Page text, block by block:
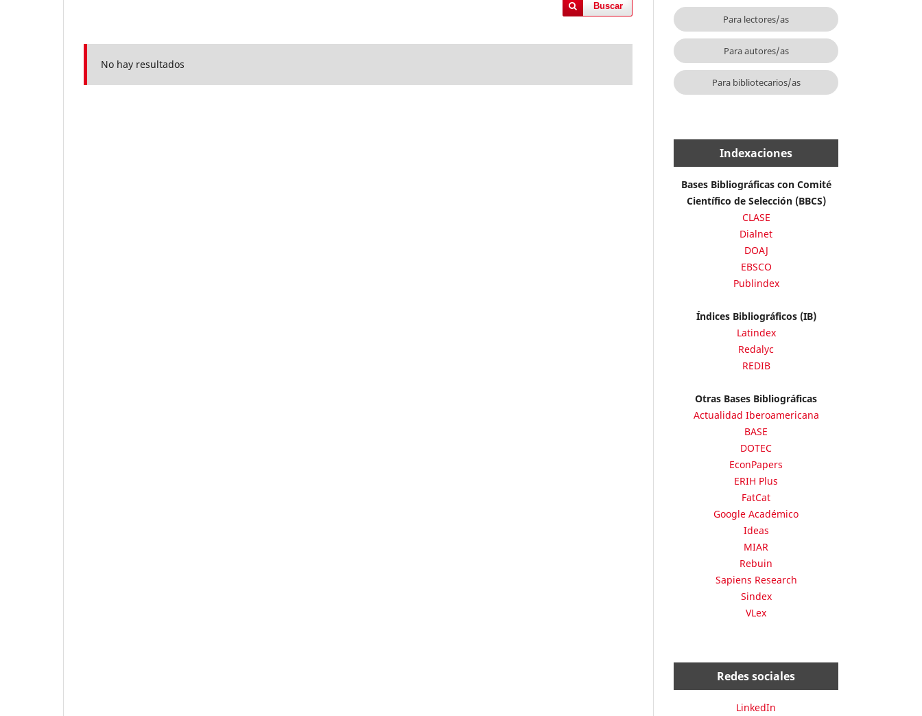
Buscar
No hay resultados
Para lectores/as
Para autores/as
Para bibliotecarios/as
Indexaciones
Bases Bibliográficas con Comité
Científico de Selección (BBCS)
CLASE
Dialnet
DOAJ
EBSCO
Publindex
Índices Bibliográficos (IB)
Latindex
Redalyc
REDIB
Otras Bases Bibliográficas
Actualidad Iberoamericana
BASE
DOTEC
EconPapers
ERIH Plus
FatCat
Google Académico
Ideas
MIAR
Rebuin
Sapiens Research
Sindex
VLex
Redes sociales
LinkedIn